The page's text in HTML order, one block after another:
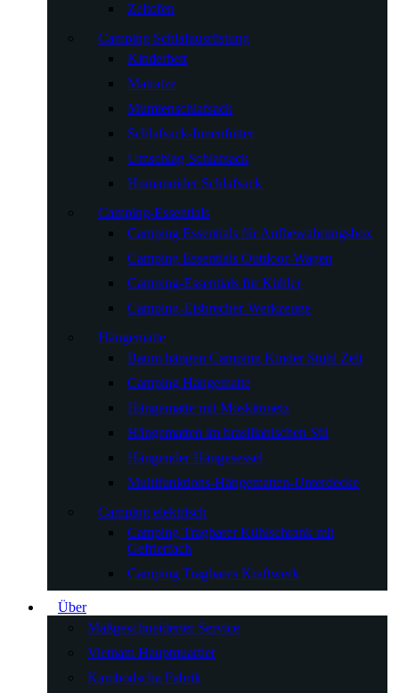
Zeltofen
Camping Schlafausrüstung
Kinderbett
Matratze
Mumienschlafsack
Schlafsack-Innenfutter
Umschlag Schlafsack
Humanoider Schlafsack
Camping-Essentials
Camping Essentials für Aufbewahrungsbox
Camping Essentials Outdoor-Wagen
Camping-Essentials für Kühler
Camping-Eisbrecher-Werkzeuge
Hängematte
Baum hängen Camping Kinder Stuhl Zelt
Camping Hängematte
Hängematte mit Moskitonetz
Hängematten im brasilianischen Stil
Hängender Hängesessel
Multifunktions-Hängematten-Unterdecke
Camping elektrisch
Camping Tragbarer Kühlschrank mit
Gefrierfach
Camping Tragbares Kraftwerk
Über
Maßgeschneiderter Service
Vietnam Hauptquartier
Kambodscha Fabrik